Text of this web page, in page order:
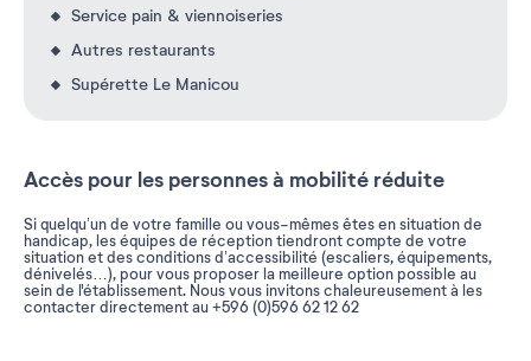
Service pain & viennoiseries
Autres restaurants
Supérette Le Manicou
Accès pour les personnes à mobilité réduite
Si quelqu’un de votre famille ou vous-mêmes êtes en situation de
handicap, les équipes de réception tiendront compte de votre
situation et des conditions d’accessibilité (escaliers, équipements,
dénivelés…), pour vous proposer la meilleure option possible au
sein de l'établissement. Nous vous invitons chaleureusement à les
contacter directement au +596 (0)596 62 12 62